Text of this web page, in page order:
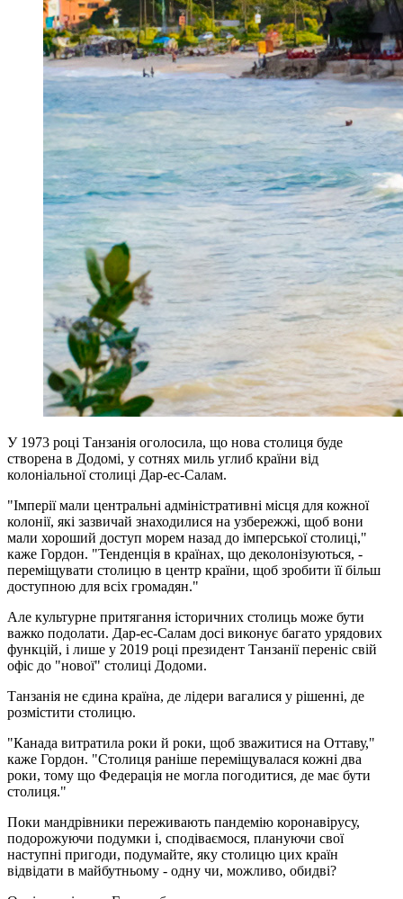
У 1973 році Танзанія оголосила, що нова столиця буде
створена в Додомі, у сотнях миль углиб країни від
колоніальної столиці Дар-ес-Салам.
"Імперії мали центральні адміністративні місця для кожної
колонії, які зазвичай знаходилися на узбережжі, щоб вони
мали хороший доступ морем назад до імперської столиці,"
каже Гордон. "Тенденція в країнах, що деколонізуються, -
переміщувати столицю в центр країни, щоб зробити її більш
доступною для всіх громадян."
Але культурне притягання історичних столиць може бути
важко подолати. Дар-ес-Салам досі виконує багато урядових
функцій, і лише у 2019 році президент Танзанії переніс свій
офіс до "нової" столиці Додоми.
Танзанія не єдина країна, де лідери вагалися у рішенні, де
розмістити столицю.
"Канада витратила роки й роки, щоб зважитися на Оттаву,"
каже Гордон. "Столиця раніше переміщувалася кожні два
роки, тому що Федерація не могла погодитися, де має бути
столиця."
Поки мандрівники переживають пандемію коронавірусу,
подорожуючи подумки і, сподіваємося, плануючи свої
наступні пригоди, подумайте, яку столицю цих країн
відвідати в майбутньому - одну чи, можливо, обидві?